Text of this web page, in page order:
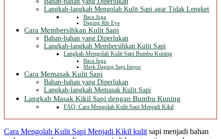
Langkah-langkah Mengolah Kulit Sapi agar Tidak Lengket
Baca Juga
Daging Rib Eye
Cara Membersihkan Kulit Sapi
Bahan-bahan yang Diperlukan
Langkah-langkah Membersihkan Kulit Sapi
Langkah Mengolah Kulit Sapi Bumbu Kuning
Baca Juga
Merk Daging Sapi Impor
Cara Memasak Kulit Sapi
Bahan-bahan yang Diperlukan
Langkah-langkah Memasak Kulit Sapi
Langkah Masak Kikil Sapi dengan Bumbu Kuning
FAQ: Cara Mengolah Kulit Sapi Menjadi Kikil
Cara Mengolah Kulit Sapi Menjadi Kikil kulit sapi menjadi bahan